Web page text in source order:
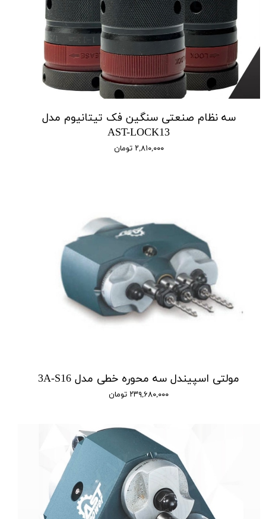
سه نظام صنعتی سنگین فک تیتانیوم مدل
AST-LOCK13
۲,۸۱۰,۰۰۰ تومان
مولتی اسپیندل سه محوره خطی مدل 3A-S16
۲۳۹,۶۸۰,۰۰۰ تومان